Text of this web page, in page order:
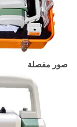
صور مفصلة